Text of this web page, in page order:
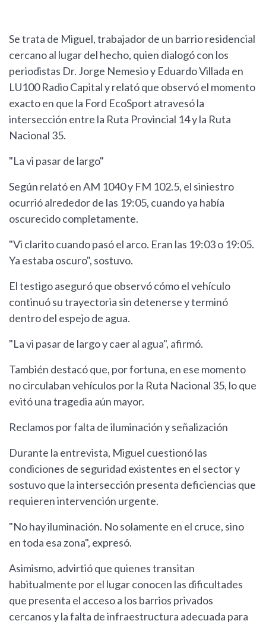
Se trata de Miguel, trabajador de un barrio residencial
cercano al lugar del hecho, quien dialogó con los
periodistas Dr. Jorge Nemesio y Eduardo Villada en
LU100 Radio Capital y relató que observó el momento
exacto en que la Ford EcoSport atravesó la
intersección entre la Ruta Provincial 14 y la Ruta
Nacional 35.
"La vi pasar de largo"
Según relató en AM 1040 y FM 102.5, el siniestro
ocurrió alrededor de las 19:05, cuando ya había
oscurecido completamente.
"Vi clarito cuando pasó el arco. Eran las 19:03 o 19:05.
Ya estaba oscuro", sostuvo.
El testigo aseguró que observó cómo el vehículo
continuó su trayectoria sin detenerse y terminó
dentro del espejo de agua.
"La vi pasar de largo y caer al agua", afirmó.
También destacó que, por fortuna, en ese momento
no circulaban vehículos por la Ruta Nacional 35, lo que
evitó una tragedia aún mayor.
Reclamos por falta de iluminación y señalización
Durante la entrevista, Miguel cuestionó las
condiciones de seguridad existentes en el sector y
sostuvo que la intersección presenta deficiencias que
requieren intervención urgente.
"No hay iluminación. No solamente en el cruce, sino
en toda esa zona", expresó.
Asimismo, advirtió que quienes transitan
habitualmente por el lugar conocen las dificultades
que presenta el acceso a los barrios privados
cercanos y la falta de infraestructura adecuada para